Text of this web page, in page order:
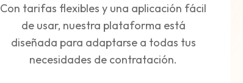
Con tarifas flexibles y una aplicación fácil
de usar, nuestra plataforma está
diseñada para adaptarse a todas tus
necesidades de contratación.